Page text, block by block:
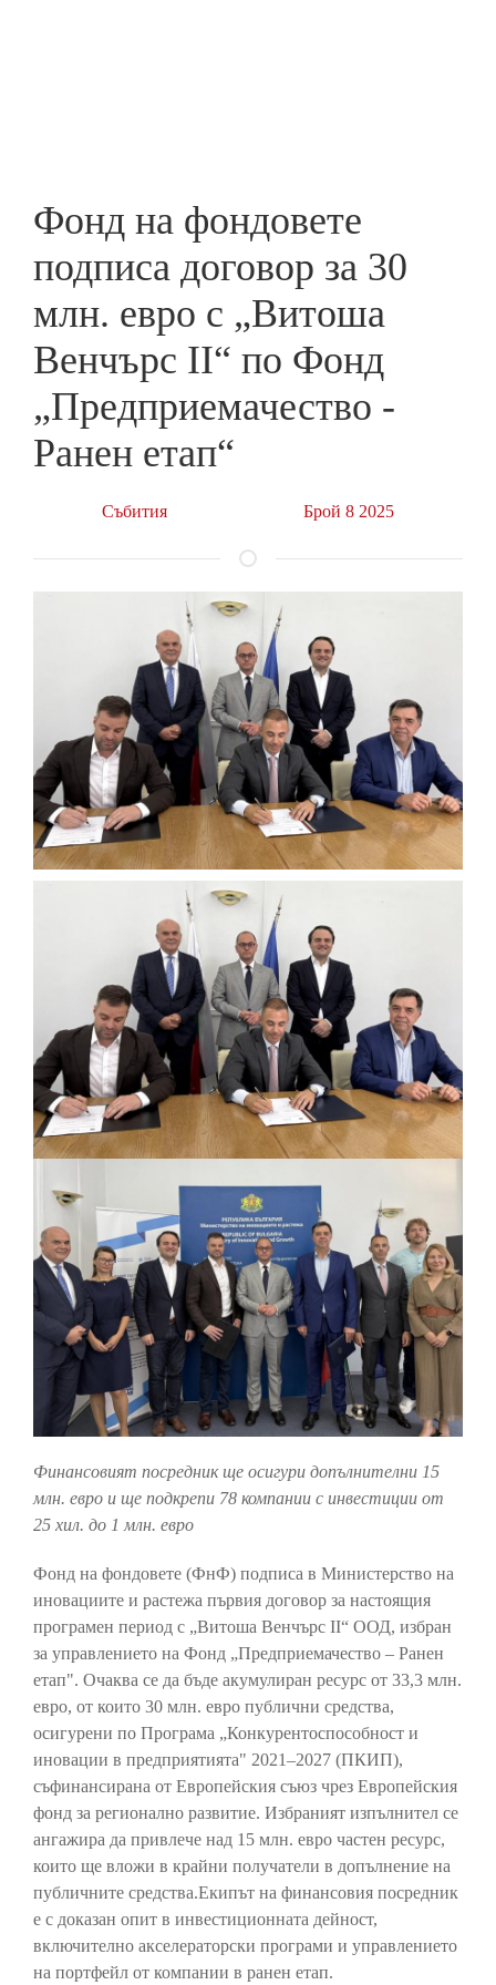
Фонд на фондовете
подписа договор за 30
млн. евро с „Витоша
Венчърс II“ по Фонд
„Предприемачество -
Ранен етап“
Събития Брой 8 2025
Финансовият посредник ще осигури допълнителни 15
млн. евро и ще подкрепи 78 компании с инвестиции от
25 хил. до 1 млн. евро
Фонд на фондовете (ФнФ) подписа в Министерство на
иновациите и растежа първия договор за настоящия
програмен период с „Витоша Венчърс II“ ООД, избран
за управлението на Фонд „Предприемачество – Ранен
етап". Очаква се да бъде акумулиран ресурс от 33,3 млн.
евро, от които 30 млн. евро публични средства,
осигурени по Програма „Конкурентоспособност и
иновации в предприятията" 2021–2027 (ПКИП),
съфинансирана от Европейския съюз чрез Европейския
фонд за регионално развитие. Избраният изпълнител се
ангажира да привлече над 15 млн. евро частен ресурс,
които ще вложи в крайни получатели в допълнение на
публичните средства.Екипът на финансовия посредник
е с доказан опит в инвестиционната дейност,
включително акселераторски програми и управлението
на портфейл от компании в ранен етап.